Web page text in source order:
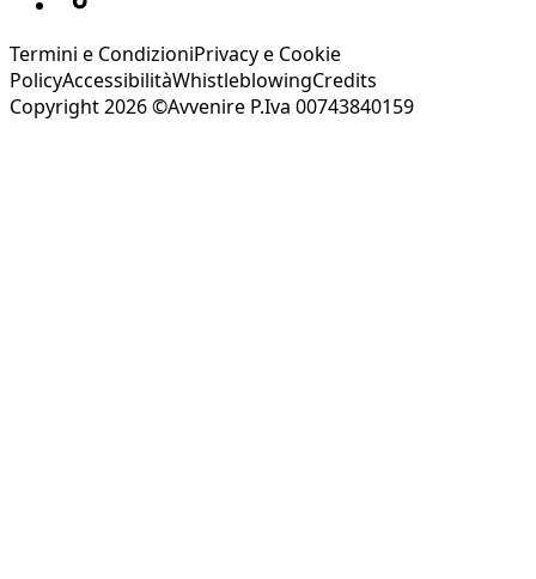
Termini e CondizioniPrivacy e Cookie
PolicyAccessibilitàWhistleblowingCredits
Copyright 2026 ©Avvenire P.Iva 00743840159